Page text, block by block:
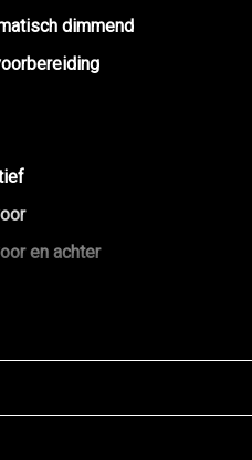
dimmend
en achter
versnellingspook